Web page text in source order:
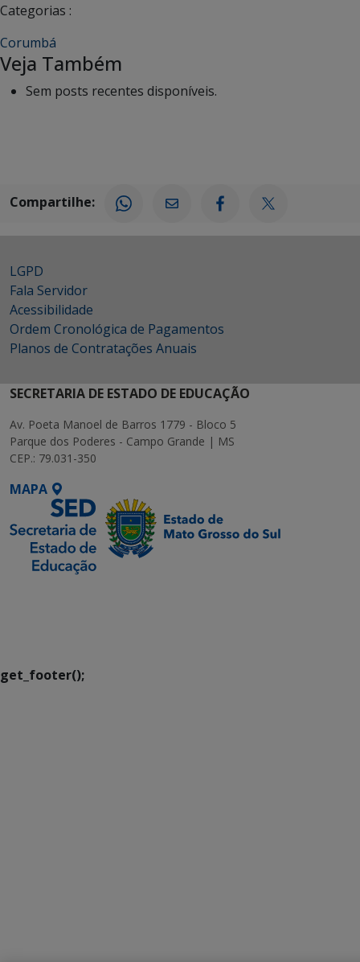
Categorias :
Corumbá
Veja Também
Sem posts recentes disponíveis.
Compartilhe:
LGPD
Fala Servidor
Acessibilidade
Ordem Cronológica de Pagamentos
Planos de Contratações Anuais
SECRETARIA DE ESTADO DE EDUCAÇÃO
Av. Poeta Manoel de Barros 1779 - Bloco 5
Parque dos Poderes - Campo Grande | MS
CEP.: 79.031-350
MAPA
get_footer();